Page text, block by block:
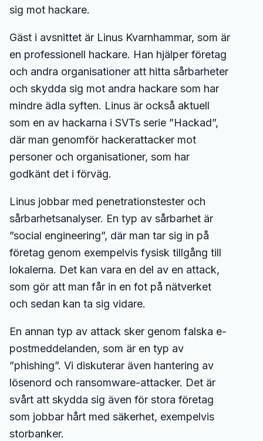
sig mot hackare.
Gäst i avsnittet är Linus Kvarnhammar, som är
en professionell hackare. Han hjälper företag
och andra organisationer att hitta sårbarheter
och skydda sig mot andra hackare som har
mindre ädla syften. Linus är också aktuell
som en av hackarna i SVTs serie ”Hackad”,
där man genomför hackerattacker mot
personer och organisationer, som har
godkänt det i förväg.
Linus jobbar med penetrationstester och
sårbarhetsanalyser. En typ av sårbarhet är
”social engineering”, där man tar sig in på
företag genom exempelvis fysisk tillgång till
lokalerna. Det kan vara en del av en attack,
som gör att man får in en fot på nätverket
och sedan kan ta sig vidare.
En annan typ av attack sker genom falska e-
postmeddelanden, som är en typ av
”phishing”. Vi diskuterar även hantering av
lösenord och ransomware-attacker. Det är
svårt att skydda sig även för stora företag
som jobbar hårt med säkerhet, exempelvis
storbanker.